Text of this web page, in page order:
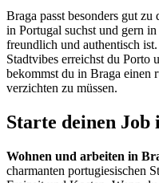
Braga passt besonders gut
in Portugal suchst und gern
freundlich und authentisch
Stadtvibes erreichst du Porto
bekommst du in Braga einen
verzichten zu müssen.
Starte deinen Job
Wohnen und arbeiten in
charmanten portugiesischen